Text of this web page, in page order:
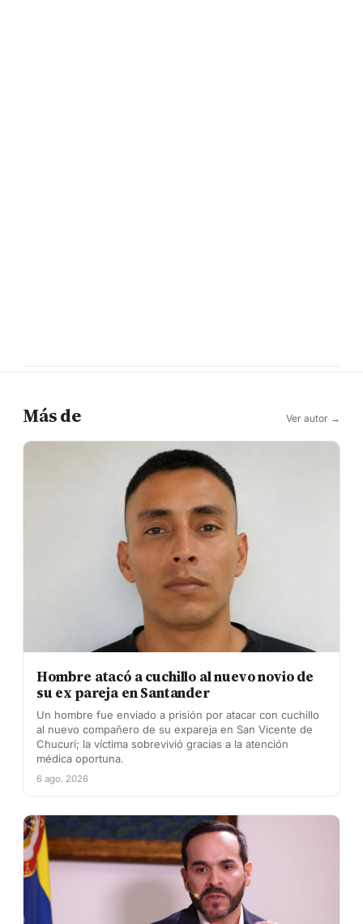
Más de Ver autor →
Hombre atacó a cuchillo al nuevo novio de
su ex pareja en Santander
Un hombre fue enviado a prisión por atacar con cuchillo
al nuevo compañero de su expareja en San Vicente de
Chucurí; la víctima sobrevivió gracias a la atención
médica oportuna.
6 ago. 2026